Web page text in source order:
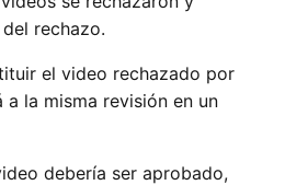
rechazo.
el video rechazado por
la misma revisión en un
debería ser aprobado,